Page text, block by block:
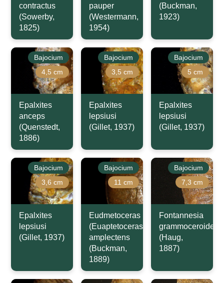
contractus
(Sowerby,
1825)
pauper
(Westermann,
1954)
(Buckman,
1923)
Bajocium
4,5 cm
Epalxites
anceps
(Quenstedt,
1886)
Bajocium
3,5 cm
Epalxites
lepsiusi
(Gillet, 1937)
Bajocium
5 cm
Epalxites
lepsiusi
(Gillet, 1937)
Bajocium
3,6 cm
Epalxites
lepsiusi
(Gillet, 1937)
Bajocium
11 cm
Eudmetoceras
(Euaptetoceras)
amplectens
(Buckman,
1889)
Bajocium
7,3 cm
Fontannesia
grammoceroides
(Haug,
1887)